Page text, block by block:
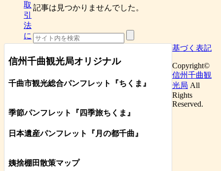
記事は見つかりませんでした。
信州千曲観光局オリジナル
千曲市観光総合パンフレット 『ちくま 』
季節パンフレット『四季旅ちくま』
日本遺産パンフレット 『月の都千曲 』
姨捨棚田散策マップ
取
引
法
に
基づく表記
Copyright©
信州千曲観
光局 All
Rights
Reserved.